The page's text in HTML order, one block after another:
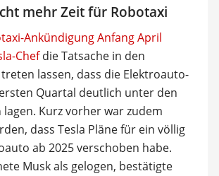
mehr Zeit für Robotaxi
Ankündigung Anfang April
Chefdie Tatsache in den
lassen, dass die Elektroauto-
Quartal deutlich unter den
Kurz vorher war zudem
dass Tesla Pläne für ein völlig
ab 2025 verschoben habe.
Musk als gelogen, bestätigte